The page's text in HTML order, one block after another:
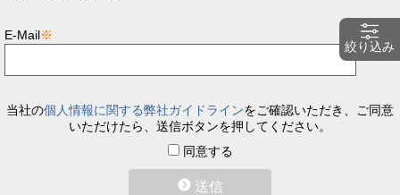
絞り込み
E-Mail※
当社の個人情報に関する弊社ガイドラインをご確認いただき、ご同意
いただけたら、送信ボタンを押してください。
同意する
送信